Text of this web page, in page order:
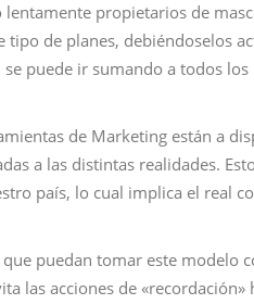
lentamente propietarios de
de planes, debiéndoselos
puede ir sumando a todos
de Marketing están a
a las distintas realidades.
país, lo cual implica el real
puedan tomar este modelo
las acciones de